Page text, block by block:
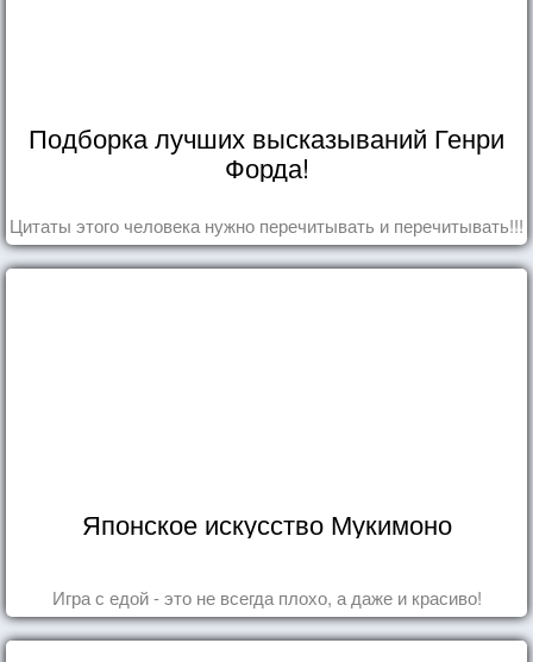
Подборка лучших высказываний Генри
Форда!
Цитаты этого человека нужно перечитывать и перечитывать!!!
Японское искусство Мукимоно
Игра с едой - это не всегда плохо, а даже и красиво!